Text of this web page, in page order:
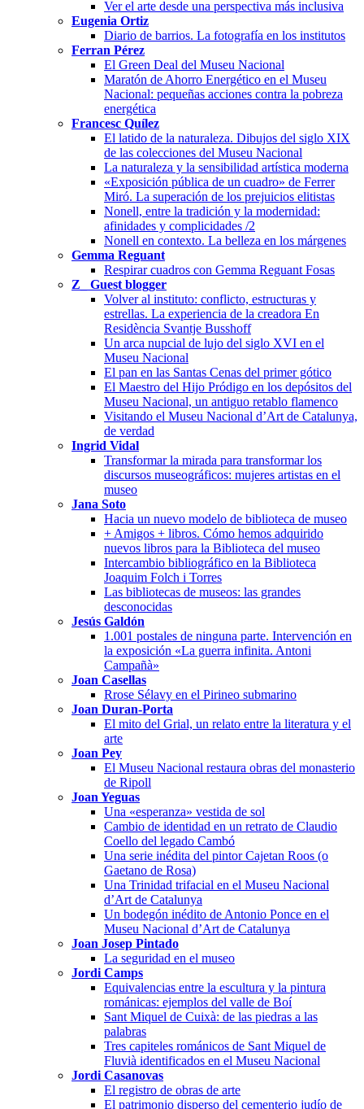
Ver el arte desde una perspectiva más inclusiva
Eugenia Ortiz
Diario de barrios. La fotografía en los institutos
Ferran Pérez
El Green Deal del Museu Nacional
Maratón de Ahorro Energético en el Museu
Nacional: pequeñas acciones contra la pobreza
energética
Francesc Quílez
El latido de la naturaleza. Dibujos del siglo XIX
de las colecciones del Museu Nacional
La naturaleza y la sensibilidad artística moderna
«Exposición pública de un cuadro» de Ferrer
Miró. La superación de los prejuicios elitistas
Nonell, entre la tradición y la modernidad:
afinidades y complicidades /2
Nonell en contexto. La belleza en los márgenes
Gemma Reguant
Respirar cuadros con Gemma Reguant Fosas
Z_ Guest blogger
Volver al instituto: conflicto, estructuras y
estrellas. La experiencia de la creadora En
Residència Svantje Busshoff
Un arca nupcial de lujo del siglo XVI en el
Museu Nacional
El pan en las Santas Cenas del primer gótico
El Maestro del Hijo Pródigo en los depósitos del
Museu Nacional, un antiguo retablo flamenco
Visitando el Museu Nacional d’Art de Catalunya,
de verdad
Ingrid Vidal
Transformar la mirada para transformar los
discursos museográficos: mujeres artistas en el
museo
Jana Soto
Hacia un nuevo modelo de biblioteca de museo
+ Amigos + libros. Cómo hemos adquirido
nuevos libros para la Biblioteca del museo
Intercambio bibliográfico en la Biblioteca
Joaquim Folch i Torres
Las bibliotecas de museos: las grandes
desconocidas
Jesús Galdón
1.001 postales de ninguna parte. Intervención en
la exposición «La guerra infinita. Antoni
Campañà»
Joan Casellas
Rrose Sélavy en el Pirineo submarino
Joan Duran-Porta
El mito del Grial, un relato entre la literatura y el
arte
Joan Pey
El Museu Nacional restaura obras del monasterio
de Ripoll
Joan Yeguas
Una «esperanza» vestida de sol
Cambio de identidad en un retrato de Claudio
Coello del legado Cambó
Una serie inédita del pintor Cajetan Roos (o
Gaetano de Rosa)
Una Trinidad trifacial en el Museu Nacional
d’Art de Catalunya
Un bodegón inédito de Antonio Ponce en el
Museu Nacional d’Art de Catalunya
Joan Josep Pintado
La seguridad en el museo
Jordi Camps
Equivalencias entre la escultura y la pintura
románicas: ejemplos del valle de Boí
Sant Miquel de Cuixà: de las piedras a las
palabras
Tres capiteles románicos de Sant Miquel de
Fluvià identificados en el Museu Nacional
Jordi Casanovas
El registro de obras de arte
El patrimonio disperso del cementerio judío de